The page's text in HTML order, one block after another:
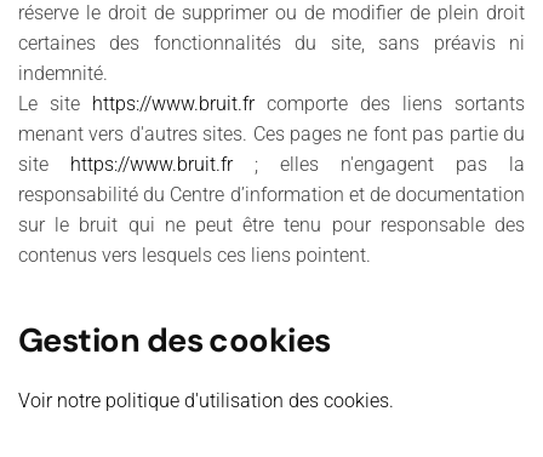
réserve le droit de supprimer ou de modifier de plein droit
certaines des fonctionnalités du site, sans préavis ni
indemnité.
Le site https://www.bruit.frcomporte des liens sortants
menant vers d'autres sites. Ces pages ne font pas partie du
site https://www.bruit.fr; elles n'engagent pas la
responsabilité du Centre d’information et de documentation
sur le bruit qui ne peut être tenu pour responsable des
contenus vers lesquels ces liens pointent.
Gestion des cookies
Voir notre politique d'utilisation des cookies.